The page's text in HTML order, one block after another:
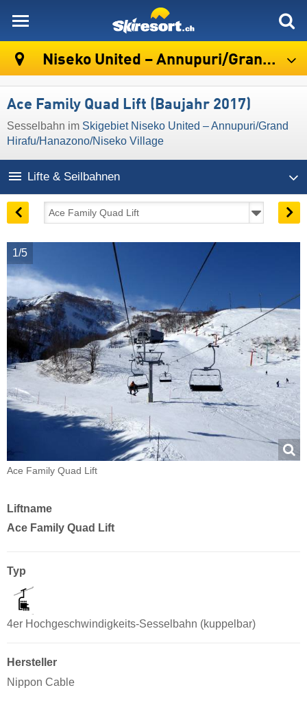
Niseko United – Annupuri/​Grand Hirafu/​Hanazono/​Niseko Village
Ace Family Quad Lift (Baujahr 2017)
Sesselbahn im Skigebiet Niseko United – Annupuri/​Grand
Hirafu/​Hanazono/​Niseko Village
Lifte & Seilbahnen
1/5
Ace Family Quad Lift
Liftname
Ace Family Quad Lift
Typ
4er Hochgeschwindigkeits-Sesselbahn (kuppelbar)
Hersteller
Nippon Cable